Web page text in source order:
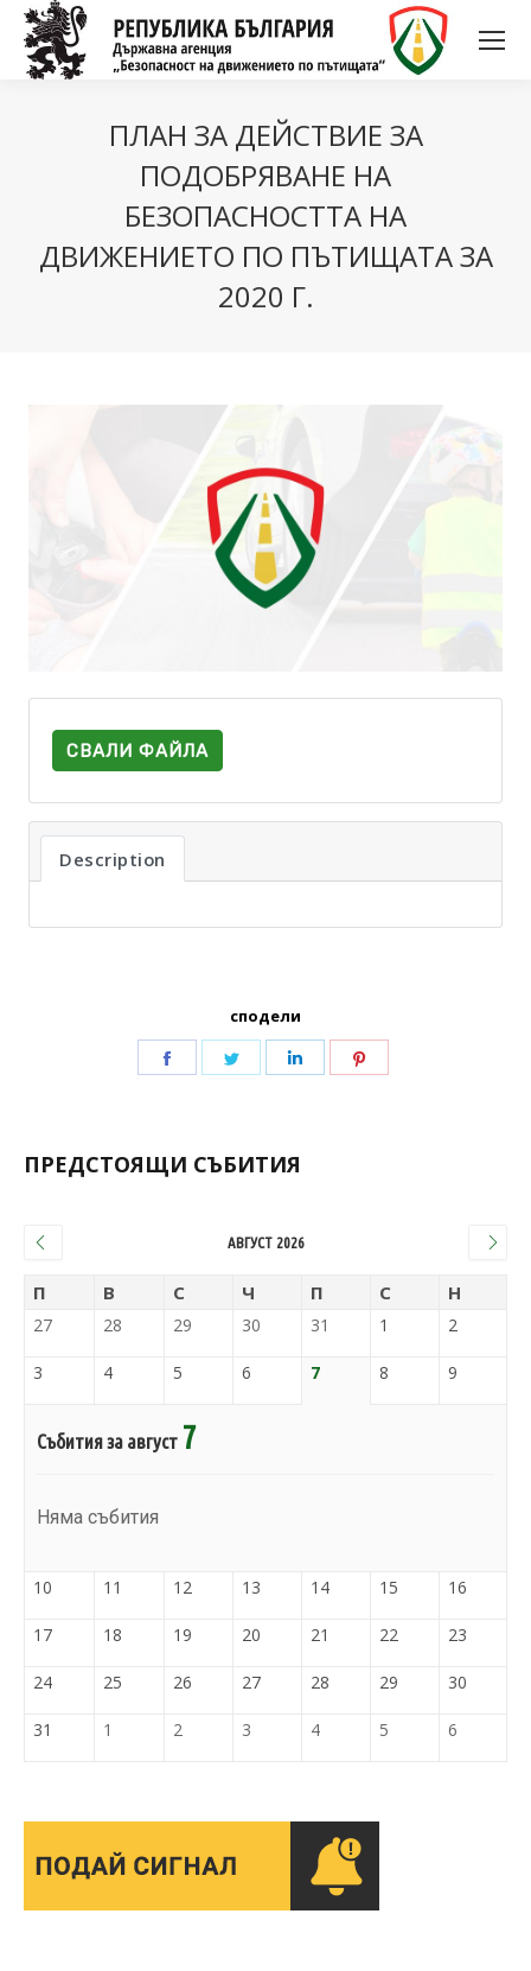
ПЛАН ЗА ДЕЙСТВИЕ ЗА
ПОДОБРЯВАНЕ НА
БЕЗОПАСНОСТТА НА
ДВИЖЕНИЕТО ПО ПЪТИЩАТА ЗА
2020 Г.
СВАЛИ ФАЙЛА
Description
сподели
ПРЕДСТОЯЩИ СЪБИТИЯ
АВГУСТ 2026
П В С Ч П С Н
27 28 29 30 31 1 2
3 4 5 6 7 8 9
Събития за август 7
Няма събития
10 11 12 13 14 15 16
17 18 19 20 21 22 23
24 25 26 27 28 29 30
31 1 2 3 4 5 6